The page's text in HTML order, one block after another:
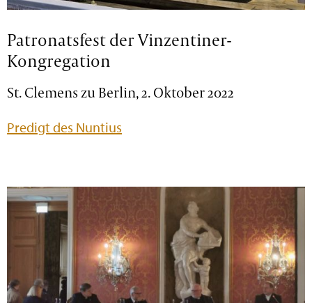
Patronatsfest der Vinzentiner-
Kongregation
St. Clemens zu Berlin, 2. Oktober 2022
Predigt des Nuntius